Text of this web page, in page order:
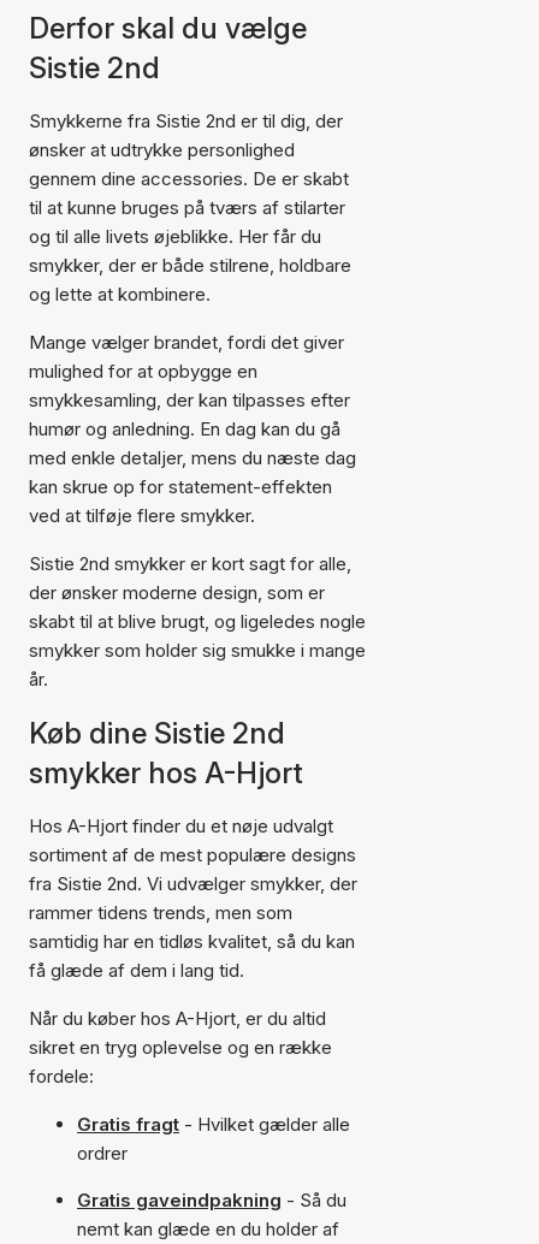
Derfor skal du vælge
Sistie 2nd
Smykkerne fra Sistie 2nd er til dig, der
ønsker at udtrykke personlighed
gennem dine accessories. De er skabt
til at kunne bruges på tværs af stilarter
og til alle livets øjeblikke. Her får du
smykker, der er både stilrene, holdbare
og lette at kombinere.
Mange vælger brandet, fordi det giver
mulighed for at opbygge en
smykkesamling, der kan tilpasses efter
humør og anledning. En dag kan du gå
med enkle detaljer, mens du næste dag
kan skrue op for statement-effekten
ved at tilføje flere smykker.
Sistie 2nd smykker er kort sagt for alle,
der ønsker moderne design, som er
skabt til at blive brugt, og ligeledes nogle
smykker som holder sig smukke i mange
år.
Køb dine Sistie 2nd
smykker hos A-Hjort
Hos A-Hjort finder du et nøje udvalgt
sortiment af de mest populære designs
fra Sistie 2nd. Vi udvælger smykker, der
rammer tidens trends, men som
samtidig har en tidløs kvalitet, så du kan
få glæde af dem i lang tid.
Når du køber hos A-Hjort, er du altid
sikret en tryg oplevelse og en række
fordele:
Gratis fragt - Hvilket gælder alle
ordrer
Gratis gaveindpakning - Så du
nemt kan glæde en du holder af